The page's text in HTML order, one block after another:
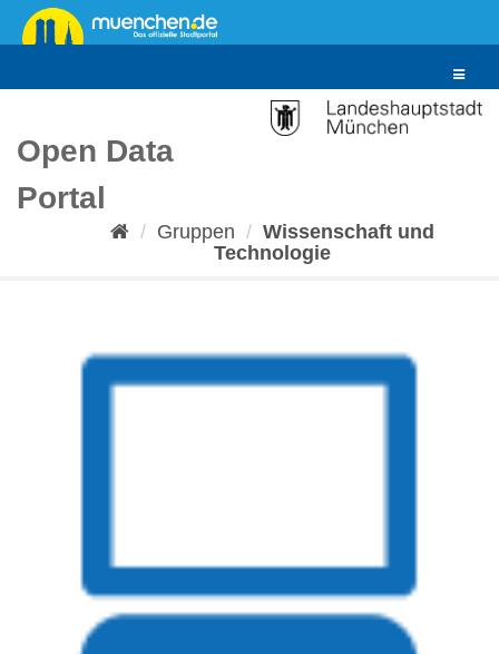
Überspringen
zum
Toggle
Open Data
Portal
Gruppen
Wissenschaft und
Technologie